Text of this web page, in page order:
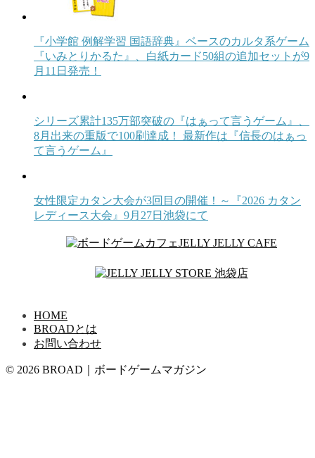
『小学館 例解学習 国語辞典』ベースのカルタ系ゲーム
『いみとりかるた』、白紙カード50組の追加セットが9
月11日発売！
シリーズ累計135万部突破の『はぁって言うゲーム』、
8月出来の重版で100刷達成！ 最新作は『信長のはぁっ
て言うゲーム』
女性限定カタン大会が3回目の開催！～『2026 カタン
レディース大会』9月27日池袋にて
HOME
BROADとは
お問い合わせ
© 2026 BROAD｜ボードゲームマガジン